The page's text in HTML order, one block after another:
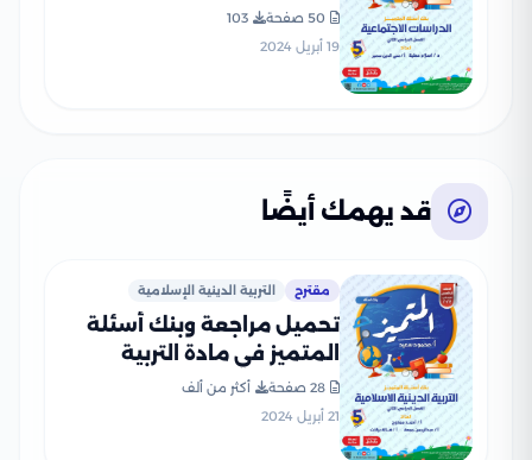
خامسة ابتدائي ترم ثاني (بنك
أسئلة شامل)
50 صفحة
103
19 أبريل 2024
قد يهمك أيضًا
مقترح التربية الدينية الإسلامية
تحميل مراجعة وبنك أسئلة
المتميز في مادة التربية
الدينية الاسلامية للصف
الخامس الابتدائي الترم الثاني
28 صفحة
أكثر من ألف
21 أبريل 2024